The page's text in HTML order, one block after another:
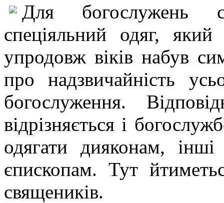
Для богослужень
спеціяльний одяг,
упродовж віків набув
про надзвичайність
богослуження.
відрізняється і
одягати дияконам,
єпископам. Тут
священиків.